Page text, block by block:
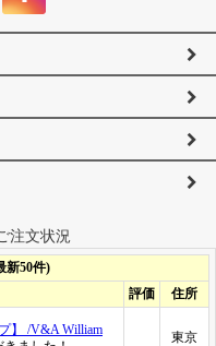
注文状況